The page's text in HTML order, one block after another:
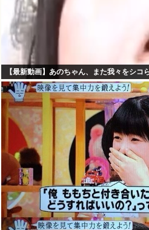
【最新動画】あのちゃん、また我々をシコ